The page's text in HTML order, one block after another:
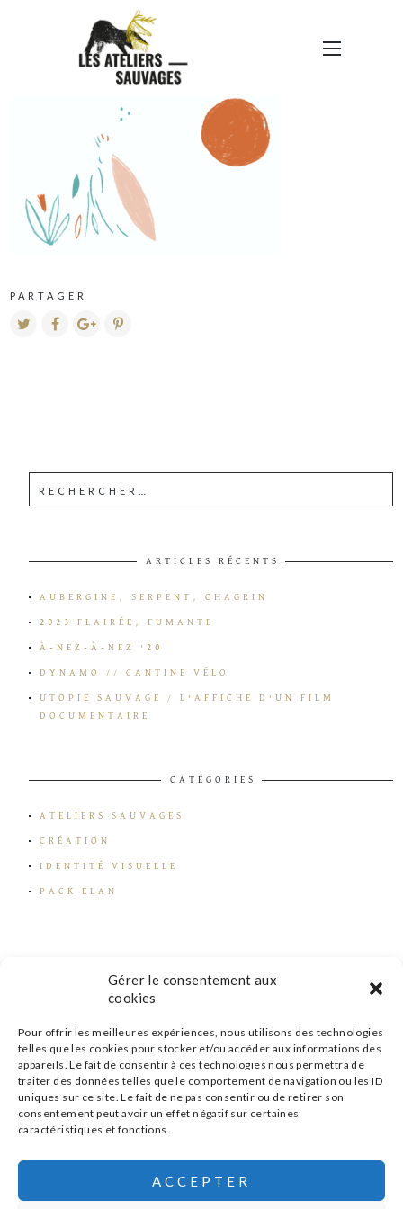
Gérer le consentement aux
cookies
Pour offrir les meilleures expériences, nous utilisons des technologies
telles que les cookies pour stocker et/ou accéder aux informations des
appareils. Le fait de consentir à ces technologies nous permettra de
traiter des données telles que le comportement de navigation ou les ID
uniques sur ce site. Le fait de ne pas consentir ou de retirer son
consentement peut avoir un effet négatif sur certaines
caractéristiques et fonctions.
ACCEPTER
COMPO
PARTAGER
ARTICLES RÉCENTS
AUBERGINE, SERPENT, CHAGRIN
2023 FLAIRÉE, FUMANTE
À-NEZ-À-NEZ ’20
DYNAMO // CANTINE VÉLO
UTOPIE SAUVAGE / L’AFFICHE D’UN FILM
DOCUMENTAIRE
CATÉGORIES
ATELIERS SAUVAGES
CRÉATION
IDENTITÉ VISUELLE
PACK ELAN
s'inscrire à la newsletter